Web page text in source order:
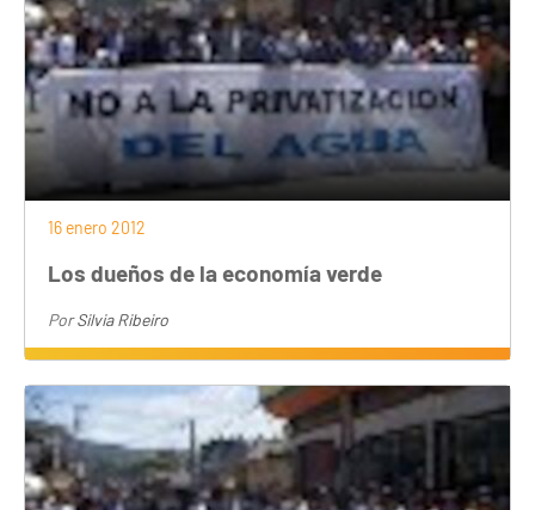
16 enero 2012
Los dueños de la economía verde
PorSilvia Ribeiro